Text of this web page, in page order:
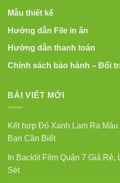
Mẫu thiết kế
Hướng dẫn File in ấn
Hướng dẫn thanh toán
Chính sách bảo hành – Đổi
BÀI VIẾT MỚI
Kết hợp Đỏ Xanh Lam Ra
Bạn Cần Biết
In Backlit Film Quận 7 Giá
Sét